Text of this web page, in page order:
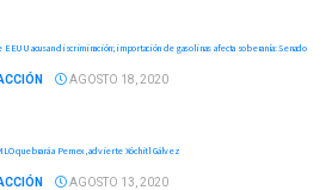
acusan discriminación; importación de gasolinas afecta soberanía: Senado
AGOSTO 18, 2020
quebrará a Pemex, advierte Xóchitl Gálvez
AGOSTO 13, 2020